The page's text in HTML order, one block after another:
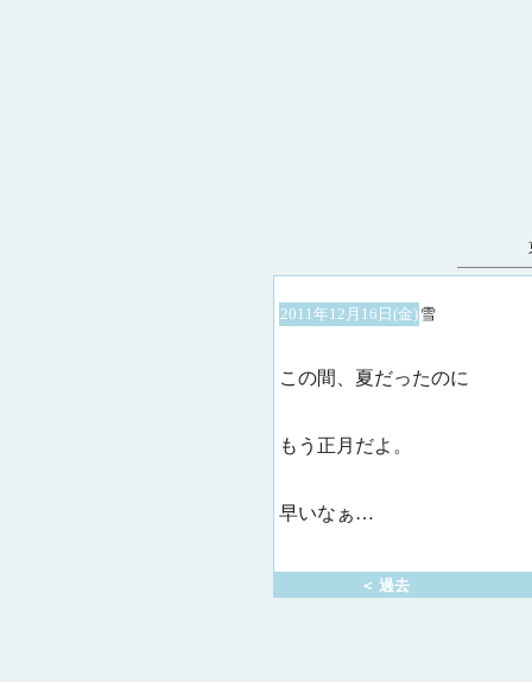
2011年12月16日(金) 雪
この間、夏だったのに
もう正月だよ。
早いなぁ…
＜ 過去